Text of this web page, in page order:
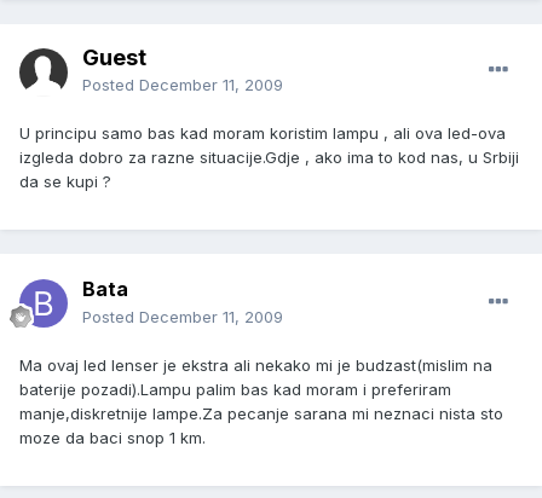
Guest
Posted December 11, 2009
U principu samo bas kad moram koristim lampu , ali ova led-ova
izgleda dobro za razne situacije.Gdje , ako ima to kod nas, u Srbiji
da se kupi ?
Bata
Posted December 11, 2009
Ma ovaj led lenser je ekstra ali nekako mi je budzast(mislim na
baterije pozadi).Lampu palim bas kad moram i preferiram
manje,diskretnije lampe.Za pecanje sarana mi neznaci nista sto
moze da baci snop 1 km.